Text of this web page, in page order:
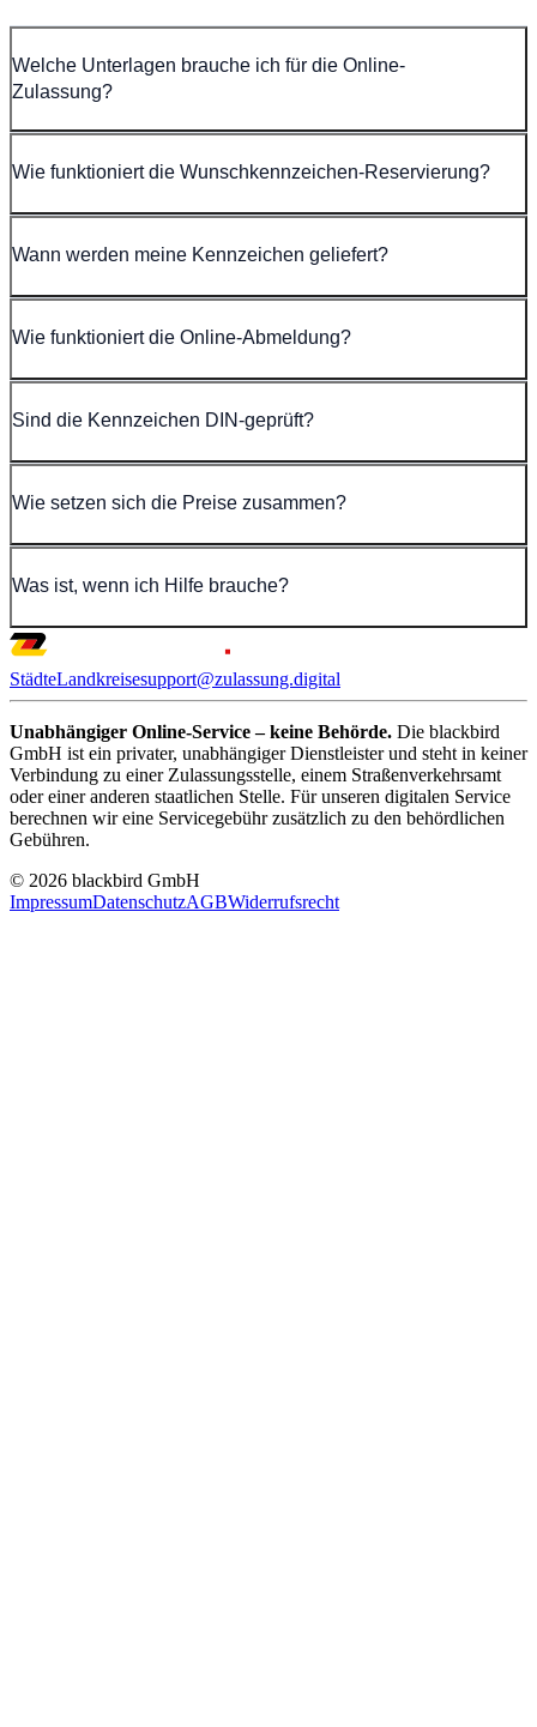
Welche Unterlagen brauche ich für die Online-
Zulassung?
Wie funktioniert die Wunschkennzeichen-Reservierung?
Wann werden meine Kennzeichen geliefert?
Wie funktioniert die Online-Abmeldung?
Sind die Kennzeichen DIN-geprüft?
Wie setzen sich die Preise zusammen?
Was ist, wenn ich Hilfe brauche?
StädteLandkreisesupport@zulassung.digital
Unabhängiger Online-Service – keine Behörde. Die blackbird
GmbH ist ein privater, unabhängiger Dienstleister und steht in keiner
Verbindung zu einer Zulassungsstelle, einem Straßenverkehrsamt
oder einer anderen staatlichen Stelle. Für unseren digitalen Service
berechnen wir eine Servicegebühr zusätzlich zu den behördlichen
Gebühren.
© 2026 blackbird GmbH
ImpressumDatenschutzAGBWiderrufsrecht